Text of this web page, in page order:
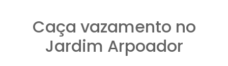
Caça vazamento no
Jardim Arpoador